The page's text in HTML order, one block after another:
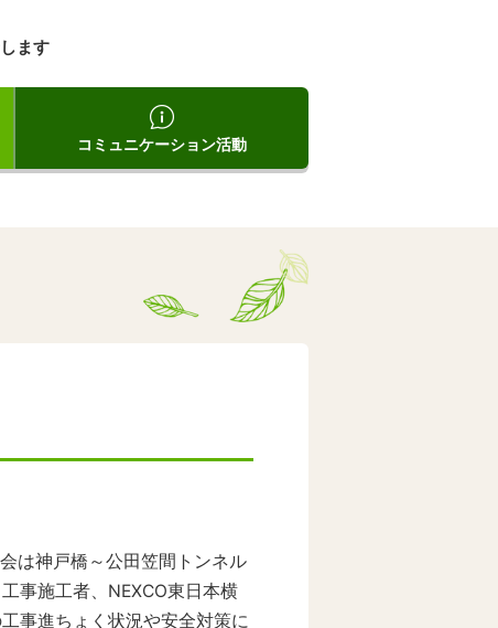
ます
コミュニケーション活動
は神戸橋～公田笠間トンネル
事施工者、NEXCO東日本横
事進ちょく状況や安全対策に